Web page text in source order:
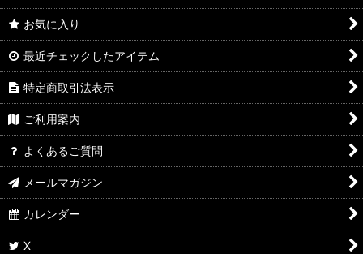
お気に入り
最近チェックしたアイテム
特定商取引法表示
ご利用案内
よくあるご質問
メールマガジン
カレンダー
X